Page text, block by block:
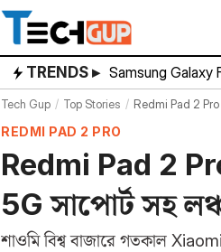
TRENDS ▸ Samsung Galaxy
Tech Gup Top Stories Redmi Pad 2 Pro
REDMI PAD 2 PRO
Redmi Pad 2
5G সাপোর্ট সহ
শাওমি বিশ্ব বাজারে গতকাল